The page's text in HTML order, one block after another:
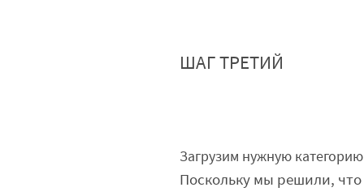
ШАГ ТРЕТИЙ
Загрузим нужную категорию
Поскольку мы решили, что